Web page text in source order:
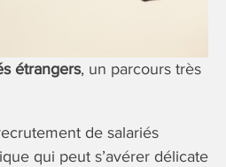
étrangers, un parcours très
de salariés
qui peut s’avérer délicate